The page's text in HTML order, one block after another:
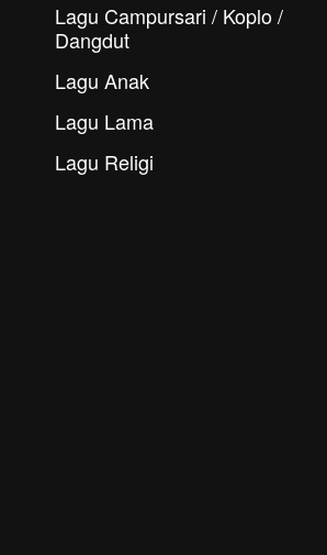
Lagu Campursari / Koplo /
Dangdut
Lagu Anak
Lagu Lama
Lagu Religi